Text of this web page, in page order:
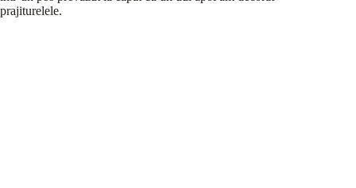
prajiturelele.